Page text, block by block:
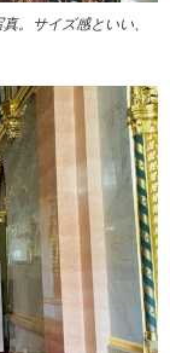
。サイズ感といい、